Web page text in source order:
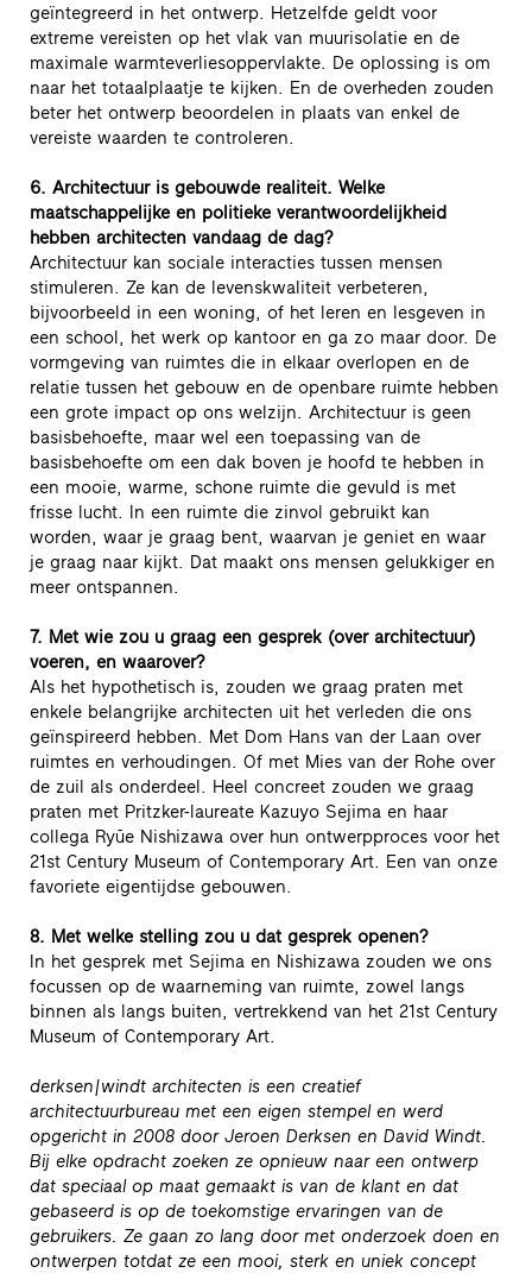
geïntegreerd in het ontwerp. Hetzelfde geldt voor
extreme vereisten op het vlak van muurisolatie en de
maximale warmteverliesoppervlakte. De oplossing is om
naar het totaalplaatje te kijken. En de overheden zouden
beter het ontwerp beoordelen in plaats van enkel de
vereiste waarden te controleren.
6. Architectuur is gebouwde realiteit. Welke
maatschappelijke en politieke verantwoordelijkheid
hebben architecten vandaag de dag?
Architectuur kan sociale interacties tussen mensen
stimuleren. Ze kan de levenskwaliteit verbeteren,
bijvoorbeeld in een woning, of het leren en lesgeven in
een school, het werk op kantoor en ga zo maar door. De
vormgeving van ruimtes die in elkaar overlopen en de
relatie tussen het gebouw en de openbare ruimte hebben
een grote impact op ons welzijn. Architectuur is geen
basisbehoefte, maar wel een toepassing van de
basisbehoefte om een dak boven je hoofd te hebben in
een mooie, warme, schone ruimte die gevuld is met
frisse lucht. In een ruimte die zinvol gebruikt kan
worden, waar je graag bent, waarvan je geniet en waar
je graag naar kijkt. Dat maakt ons mensen gelukkiger en
meer ontspannen.
7. Met wie zou u graag een gesprek (over architectuur)
voeren, en waarover?
Als het hypothetisch is, zouden we graag praten met
enkele belangrijke architecten uit het verleden die ons
geïnspireerd hebben. Met Dom Hans van der Laan over
ruimtes en verhoudingen. Of met Mies van der Rohe over
de zuil als onderdeel. Heel concreet zouden we graag
praten met Pritzker-laureate Kazuyo Sejima en haar
collega Ryūe Nishizawa over hun ontwerpproces voor het
21st Century Museum of Contemporary Art. Een van onze
favoriete eigentijdse gebouwen.
8. Met welke stelling zou u dat gesprek openen?
In het gesprek met Sejima en Nishizawa zouden we ons
focussen op de waarneming van ruimte, zowel langs
binnen als langs buiten, vertrekkend van het 21st Century
Museum of Contemporary Art.
derksen|windt architecten is een creatief
architectuurbureau met een eigen stempel en werd
opgericht in 2008 door Jeroen Derksen en David Windt.
Bij elke opdracht zoeken ze opnieuw naar een ontwerp
dat speciaal op maat gemaakt is van de klant en dat
gebaseerd is op de toekomstige ervaringen van de
gebruikers. Ze gaan zo lang door met onderzoek doen en
ontwerpen totdat ze een mooi, sterk en uniek concept